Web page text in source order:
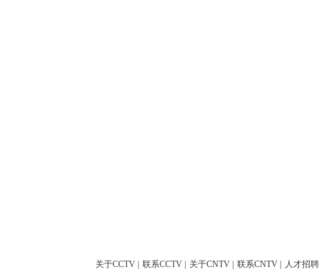
关于CCTV 联系CCTV 关于CNTV 联系CNTV 人才招聘